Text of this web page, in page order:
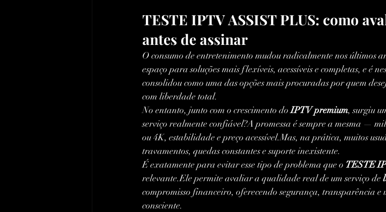
TESTE IPTV ASSIST PLUS: como
antes de assinar
O consumo de entretenimento mudou radicalmente nos últimos
espaço para soluções mais flexíveis, acessíveis e completas, e é
consolidou como uma das opções mais procuradas por quem
com liberdade total.
No entanto, junto com o crescimento do IPTV premium, surgiu
serviço realmente confiável?A promessa é sempre a mesma —
ou 4K, estabilidade e preço acessível.Mas, na prática, muitos
travamentos, quedas constantes e suporte inexistente.
É exatamente para evitar esse tipo de problema que o TESTE
relevante.Ele permite avaliar a qualidade real de um serviço de
compromisso financeiro, oferecendo segurança, transparência
consciente.